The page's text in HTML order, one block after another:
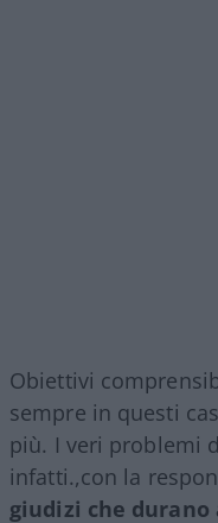
Obiettivi
sempre in questi
più. I veri problemi
infatti.,con la
giudizi che durano